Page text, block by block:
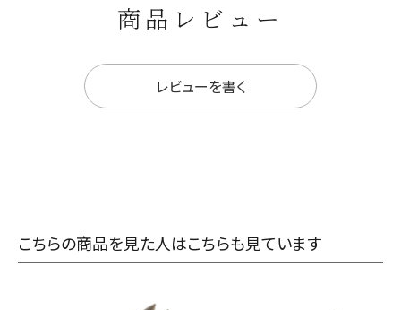
商品レビュー
レビューを書く
こちらの商品を見た人はこちらも見ています